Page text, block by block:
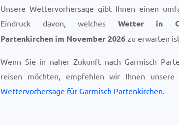
Unsere Wettervorhersage gibt Ihnen einen
Eindruck davon, welches Wetter in
Partenkirchen im November 2026 zu erwarten
Wenn Sie in naher Zukunft nach Garmisch
reisen möchten, empfehlen wir Ihnen unsere
Wettervorhersage für Garmisch Partenkirchen.